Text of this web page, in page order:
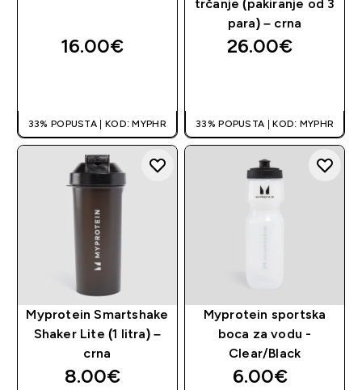
16.00€‎
33% POPUSTA | KOD: MYPHR
trčanje (pakiranje od 3
para) – crna
26.00€‎
33% POPUSTA | KOD: MYPHR
Myprotein Smartshake
Shaker Lite (1 litra) –
crna
8.00€‎
Myprotein sportska
boca za vodu -
Clear/Black
6.00€‎